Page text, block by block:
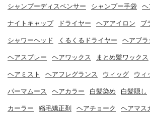
シャンプーディスペンサー シャンプー手袋 ヘ
ナイトキャップ ドライヤー ヘアアイロン ブ
シャワーヘッド くるくるドライヤー ヘアブラ
ヘアスプレー ヘアワックス まとめ髪ワックス
ヘアミスト ヘアフレグランス ウィッグ ウィ
パーマムース ヘアカラー 白髪染め 白髪隠し
カーラー 縮毛矯正剤 ヘアチョーク ヘアマス